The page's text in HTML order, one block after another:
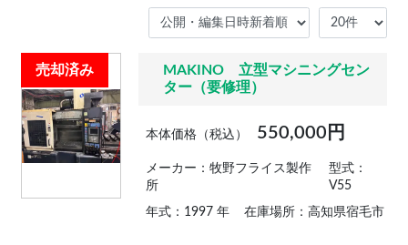
売却済み
MAKINO 立型マシニングセン
ター（要修理）
本体価格（税込） 550,000円
メーカー：牧野フライス製作
所
型式：
V55
年式：1997 年 在庫場所：高知県宿毛市